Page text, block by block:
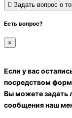
Задать вопрос о
Есть вопрос?
×
Если у вас
посредством
Вы можете задать
сообщения наш